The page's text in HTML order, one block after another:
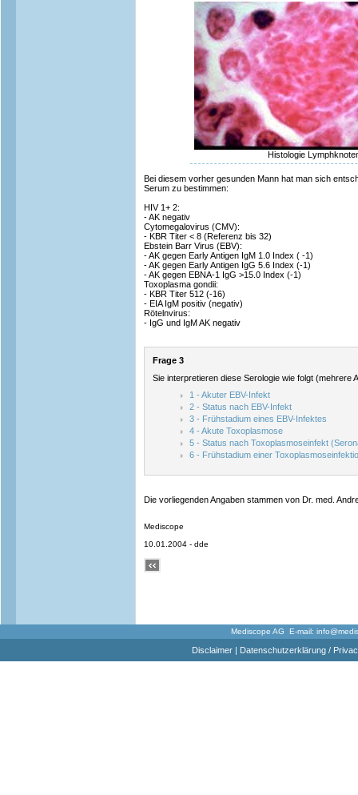
Histologie
Bei diesem vorher gesunden Mann hat man sich
Serum zu bestimmen:
HIV 1+ 2:
- AK negativ
Cytomegalovirus (CMV):
- KBR Titer < 8 (Referenz bis 32)
Ebstein Barr Virus (EBV):
- AK gegen Early Antigen IgM 1.0 Index ( -1)
- AK gegen Early Antigen IgG 5.6 Index (-1)
- AK gegen EBNA-1 IgG >15.0 Index (-1)
Toxoplasma gondii:
- KBR Titer 512 (-16)
- EIA IgM positiv (negativ)
Rötelnvirus:
- IgG und IgM AK negativ
Frage 3
Sie interpretieren diese Serologie wie folgt (mehrere
1 - Akuter EBV-Infekt
2 - Status nach EBV-Infekt
3 - Frühstadium eines EBV-Infektes
4 - Akute Toxoplasmose
5 - Status nach Toxoplasmoseinfekt
6 - Frühstadium einer
Die vorliegenden Angaben stammen von Dr. med.
Mediscope
10.01.2004 - dde
Mediscope AG E-mail:
Disclaimer| Datenschutzerklärung /